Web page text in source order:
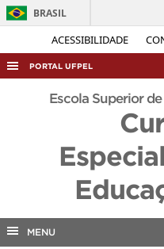
ACESSIBILIDADE
BRASIL
PORTAL UFPEL
ACESSO À INFORMAÇÃO
COBALTO
INTERNACIONAL
Escola Superior
MENU